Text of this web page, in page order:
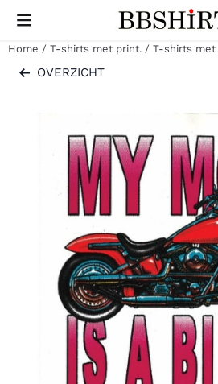
Cookievoorkeuren zijn beschikbaar.
Home / T-shirts met print. / T-shirts met
OVERZICHT